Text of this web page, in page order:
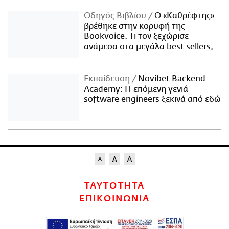
Οδηγός Βιβλίου
Ο «Καθρέφτης»
βρέθηκε στην κορυφή της
Bookvoice. Τι τον ξεχώρισε
ανάμεσα στα μεγάλα best sellers;
Εκπαίδευση
Novibet Backend
Academy: Η επόμενη γενιά
software engineers ξεκινά από εδώ
ΤΑΥΤΟΤΗΤΑ
ΕΠΙΚΟΙΝΩΝΙΑ